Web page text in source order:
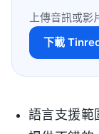
上傳音訊或
下載
語言支援範